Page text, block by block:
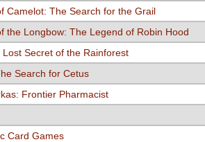
Camelot: The Search for the Grail
the Longbow: The Legend of Robin Hood
Lost Secret of the Rainforest
Search for Cetus
Frontier Pharmacist
Card Games